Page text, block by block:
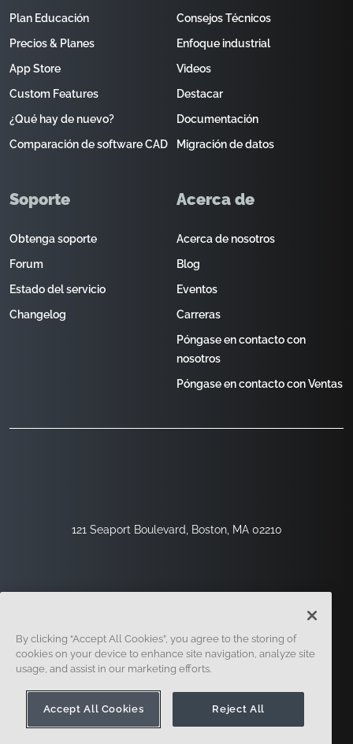
121 Seaport Boulevard, Boston, MA 02210
Plan Educación
Precios & Planes
App Store
Custom Features
¿Qué hay de nuevo?
Comparación de software CAD
Consejos Técnicos
Enfoque industrial
Videos
Destacar
Documentación
Migración de datos
Soporte
Obtenga soporte
Forum
Estado del servicio
Changelog
Acerca de
Acerca de nosotros
Blog
Eventos
Carreras
Póngase en contacto con
nosotros
Póngase en contacto con Ventas
Seguridad
By clicking “Accept All Cookies”, you agree to the storing of
cookies on your device to enhance site navigation, analyze site
usage, and assist in our marketing efforts.
Accept All Cookies Reject All